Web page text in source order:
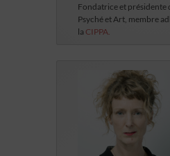
Fondatrice et présidente
Psyché et Art, membre
la CIPPA.